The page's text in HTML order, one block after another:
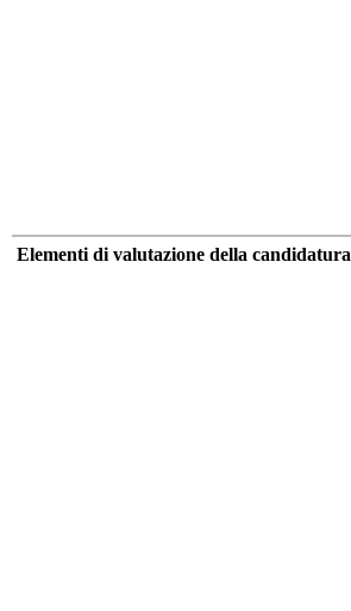
Elementi di valutazione della candidatura